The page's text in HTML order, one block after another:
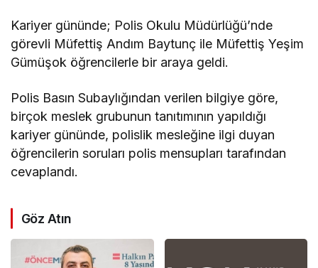
Kariyer gününde; Polis Okulu Müdürlüğü’nde
görevli Müfettiş Andım Baytunç ile Müfettiş Yeşim
Gümüşok öğrencilerle bir araya geldi.
Polis Basın Subaylığından verilen bilgiye göre,
birçok meslek grubunun tanıtımının yapıldığı
kariyer gününde, polislik mesleğine ilgi duyan
öğrencilerin soruları polis mensupları tarafından
cevaplandı.
Göz Atın